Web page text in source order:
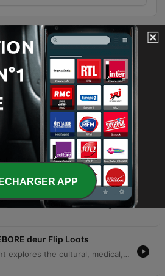
GROEN ARE deur Esté de
Ettienne Ludick
DIE GESLAGSGAPING IN
Martelize Brink
Hierdie episode ondersoek die historiese tekortkominge in motorveiligheidstoetse, wat tradisioneel op manlike anatomie gebaseer was, en die belangrikheid van die ontwikkeling van nuwe vroulike botstoetspoppe om die hoër risiko van ernstige beserings by vroue te verminder. Die gesprek fokus ook op die uitdagings van voertuigveiligheid in Afrika, waar die gebrek aan minimum regulasies lei tot die invoer van goedkoop voertuie met minder veiligheidstelsels. Die episode beklemtoon die noodsaaklikheid van inklusiewe ontwerp en die rol van NCAP-programme in die dryf van innovasie.
deur Flip Loots
This documentary segment explores the cultural, medical, and religious perspectives on being born 'with the helm' (en caul). It examines personal anecdotes of perceived intuition alongside medical explanations that define the phenomenon as a rare but normal biological variation. The discussion further addresses the distinction between cultural traditions and biblical truths. The speaker argues that while subjective experiences may exist, believers should use the Bible as the ultimate standard to test any spiritual claims or supernatural assertions.
APP